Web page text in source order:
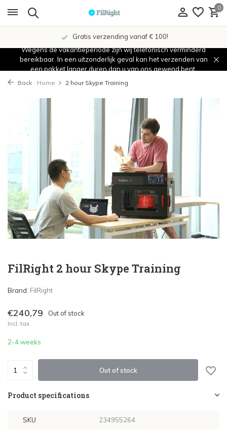
0
Gratis verzending vanaf € 100!
Wegens de vakantieperiode zijn wij telefonisch verminderd
bereikbaar. In een uitzonderlijk geval kan het verzenden van
een pakket langer duren dan u van ons gewend bent.
Back Home 2 hour Skype Training
FilRight 2 hour Skype Training
Brand: FilRight
€240,79 Out of stock
Incl. tax
2-4 weeks
Out of stock
Product specifications
SKU 234955264